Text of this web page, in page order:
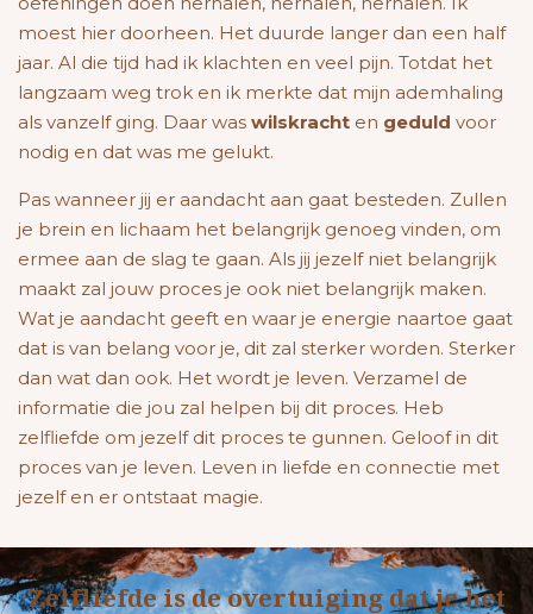
moest hier doorheen. Het duurde langer dan een half
jaar. Al die tijd had ik klachten en veel pijn. Totdat het
langzaam weg trok en ik merkte dat mijn ademhaling
als vanzelf ging. Daar was wilskracht en geduld voor
nodig en dat was me gelukt.
Pas wanneer jij er aandacht aan gaat besteden. Zullen
je brein en lichaam het belangrijk genoeg vinden, om
ermee aan de slag te gaan. Als jij jezelf niet belangrijk
maakt zal jouw proces je ook niet belangrijk maken.
Wat je aandacht geeft en waar je energie naartoe gaat
dat is van belang voor je, dit zal sterker worden. Sterker
dan wat dan ook. Het wordt je leven. Verzamel de
informatie die jou zal helpen bij dit proces. Heb
zelfliefde om jezelf dit proces te gunnen. Geloof in dit
proces van je leven. Leven in liefde en connectie met
jezelf en er ontstaat magie.
Zelfliefde is de overtuiging dat je het